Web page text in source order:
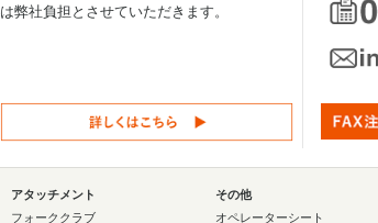
は弊社負担とさせていただきます。
アタッチメント
フォーククラブ
その他
オペレーターシート